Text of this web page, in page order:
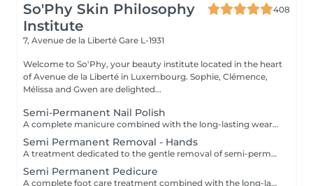
So'Phy Skin Philosophy
Institute
408
7, Avenue de la Liberté Gare L-1931
Welcome to So'Phy, your beauty institute located in the heart
of Avenue de la Liberté in Luxembourg. Sophie, Clémence,
Mélissa and Gwen are delighted...
Semi-Permanent Nail Polish
A complete manicure combined with the long-lasting wear of semi-permanent nail polish. The treatment begins with full nail preparation, including shaping, cuticle care and preparation of the natural nail to ensure a clean and long-lasting result. The semi-permanent polish is then applied to provide a glossy, elegant and durable finish. Nails look neat and refined, with long-lasting wear for several weeks. Ideal for combining beauty, comfort and everyday practicality.
Semi Permanent Removal - Hands
A treatment dedicated to the gentle removal of semi-permanent nail polish, carried out with care to preserve the quality of the natural nail. The removal is followed by nail shaping and cuticle care to restore a clean and well-groomed result. A protective base is then applied to strengthen the nail, completed with a nourishing oil to hydrate and enhance the cuticles. Nails are left clean, cared for and protected. Ideal for taking a break while maintaining healthy nails. This service is only available for semi-permanent nail polish applied at the institute.
Semi Permanent Pedicure
A complete foot care treatment combined with the long-lasting wear of semi-permanent nail polish. The treatment begins with nail preparation, including cuticle care, shaping and callus care if needed, to ensure a clean and well-groomed result. The semi-permanent polish is then applied to provide a glossy, elegant and durable finish. Feet look neat and perfectly cared for, with long-lasting results that remain flawless for several weeks. Ideal for maintaining clean, comfortable and elegant feet every day.